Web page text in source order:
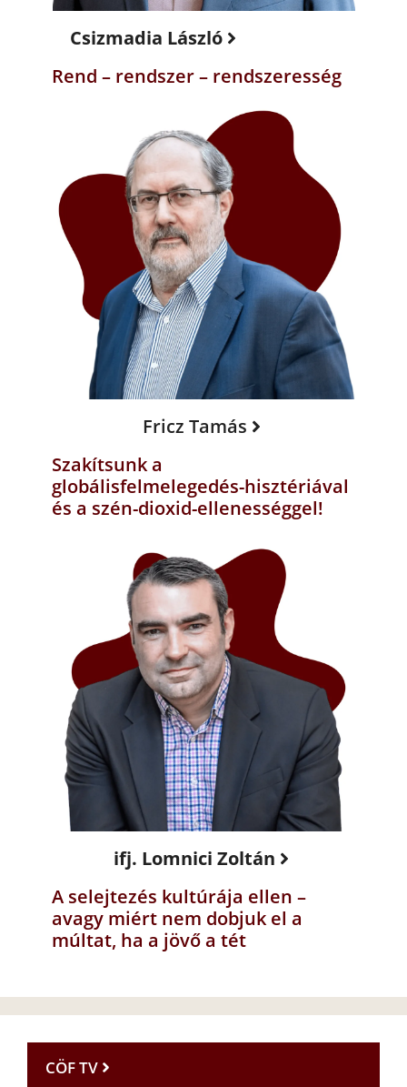
Csizmadia László
Rend – rendszer – rendszeresség
Fricz Tamás
Szakítsunk a
globálisfelmelegedés-hisztériával
és a szén-dioxid-ellenességgel!
ifj. Lomnici Zoltán
A selejtezés kultúrája ellen –
avagy miért nem dobjuk el a
múltat, ha a jövő a tét
CÖF TV